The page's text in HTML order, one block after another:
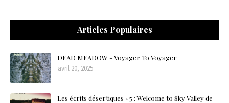
Articles Populaires
DEAD MEADOW - Voyager To Voyager
avril 20, 2025
Les écrits désertiques #5 : Welcome to Sky Valley de